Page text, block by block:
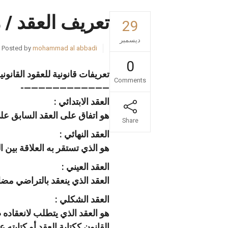
29
ديسمبر
0
Comments
Share
تعريف العقد
Posted by mohammad al abbadi
تعريفات قانونية للعقود
————————————-
‫العقد الابتدائي :
هو اتفاق على العقد السابق
العقد النهائي :
هو الذي تستقر به العلاقة
‫العقد العيني :
العقد الذي ينعقد بالتراضي
‫العقد الشكلي :
هو العقد الذي يتطلب